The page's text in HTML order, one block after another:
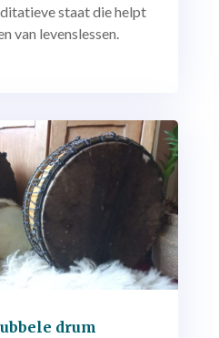
staat die helpt
van levenslessen.
drum